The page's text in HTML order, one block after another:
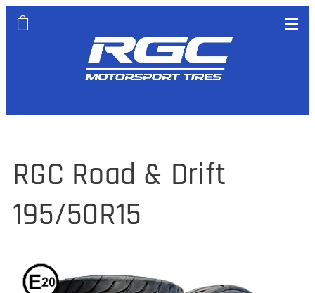
RGC Road & Drift
195/50R15